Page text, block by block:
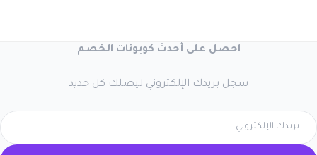
احصل على أحدث كوبونات الخصم
سجل بريدك الإلكتروني ليصلك كل جديد